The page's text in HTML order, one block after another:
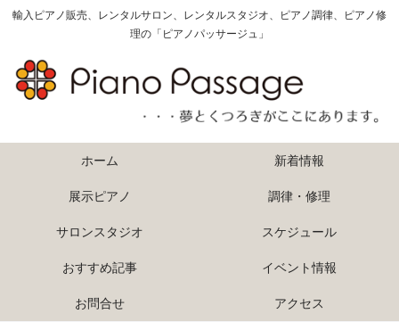
輸入ピアノ販売、レンタルサロン、レンタルスタジオ、ピアノ調律、ピアノ修
理の「ピアノパッサージュ」
ホーム 新着情報
展示ピアノ 調律・修理
サロンスタジオ スケジュール
おすすめ記事 イベント情報
お問合せ アクセス